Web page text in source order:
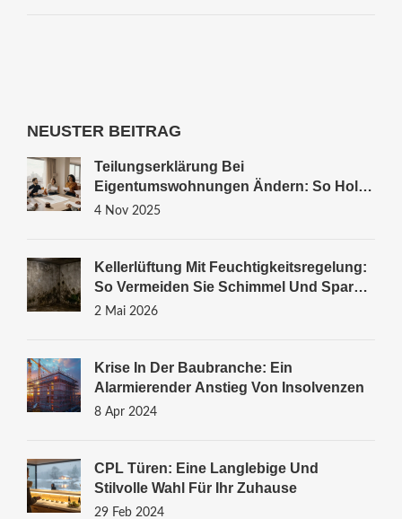
NEUSTER BEITRAG
Teilungserklärung Bei
Eigentumswohnungen Ändern: So Holen
Sie Die Zustimmung Aller Eigentümer Ein
4 Nov 2025
Kellerlüftung Mit Feuchtigkeitsregelung:
So Vermeiden Sie Schimmel Und Sparen
Energie
2 Mai 2026
Krise In Der Baubranche: Ein
Alarmierender Anstieg Von Insolvenzen
8 Apr 2024
CPL Türen: Eine Langlebige Und
Stilvolle Wahl Für Ihr Zuhause
29 Feb 2024